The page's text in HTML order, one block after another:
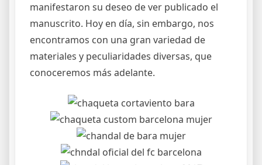
manifestaron su deseo de ver publicado el
manuscrito. Hoy en día, sin embargo, nos
encontramos con una gran variedad de
materiales y peculiaridades diversas, que
conoceremos más adelante.